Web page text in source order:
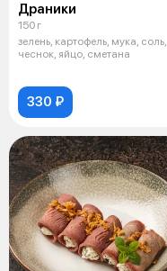
Драники
150 г
зелень, картофель, мука, соль,
чеснок, яйцо, сметана
330 ₽